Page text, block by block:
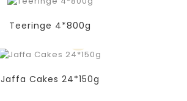
Teeringe 4*800g
Jaffa Cakes 24*150g